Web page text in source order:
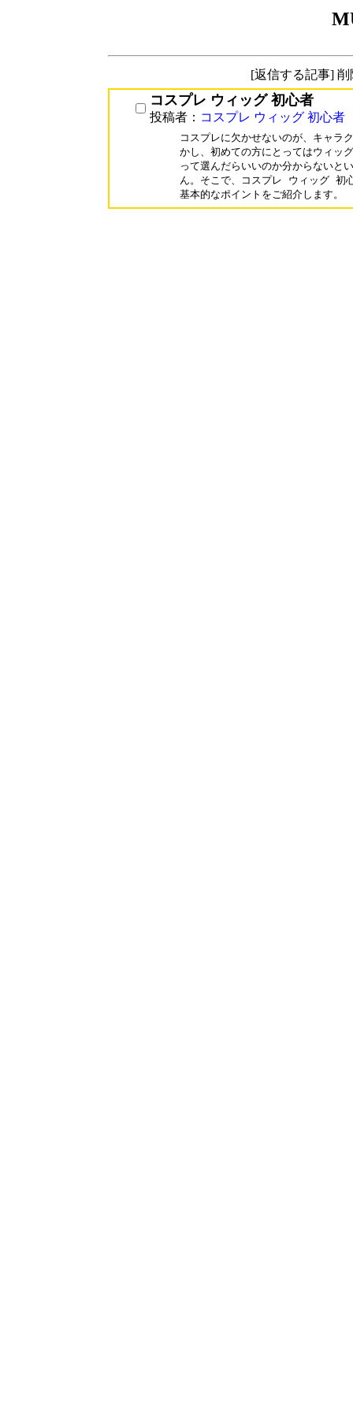
[返信する記事]
コスプレ ウィッグ 初心者
投稿者： コスプレ ウィッグ 初心者
コスプレに欠かせないのが、キャラ
かし、初めての方にとってはウィッ
って選んだらいいのか分からないと
ん。そこで、コスプレ ウィッグ 初
基本的なポイントをご紹介します。